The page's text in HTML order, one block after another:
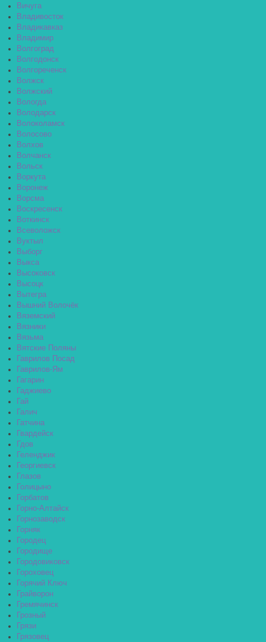
Вичуга
Владивосток
Владикавказ
Владимир
Волгоград
Волгодонск
Волгореченск
Волжск
Волжский
Вологда
Володарск
Волоколамск
Волосово
Волхов
Волчанск
Вольск
Воркута
Воронеж
Ворсма
Воскресенск
Воткинск
Всеволожск
Вуктыл
Выборг
Выкса
Высоковск
Высоцк
Вытегра
Вышний Волочёк
Вяземский
Вязники
Вязьма
Вятские Поляны
Гаврилов Посад
Гаврилов-Ям
Гагарин
Гаджиево
Гай
Галич
Гатчина
Гвардейск
Гдов
Геленджик
Георгиевск
Глазов
Голицыно
Горбатов
Горно-Алтайск
Горнозаводск
Горняк
Городец
Городище
Городовиковск
Гороховец
Горячий Ключ
Грайворон
Гремячинск
Грозный
Грязи
Грязовец